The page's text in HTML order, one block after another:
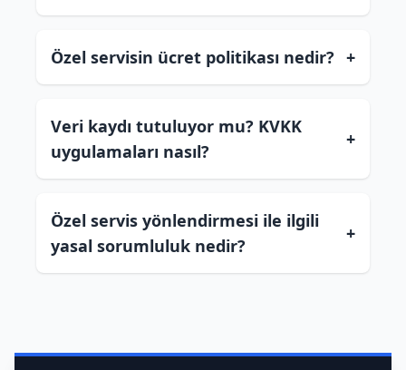
Özel servisin ücret politikası nedir? +
Veri kaydı tutuluyor mu? KVKK
uygulamaları nasıl?
+
Özel servis yönlendirmesi ile ilgili
yasal sorumluluk nedir?
+